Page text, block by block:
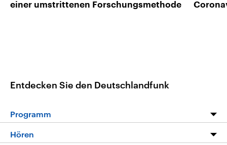
einer umstrittenen Forschungsmethode
Entdecken Sie den Deutschlandfunk
Programm
Programm
Hören